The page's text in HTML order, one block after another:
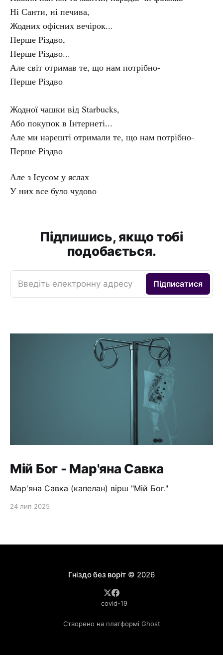
Ні Санти, ні печива,
Жодних офісних вечірок...
Перше Різдво,
Перше Різдво...
Але світ отримав те, що нам потрібно-
Перше Різдво
Жодної чашки від Starbucks,
Або покупок в Інтернеті...
Але ми нарешті отримали те, що нам потрібно-
Перше Різдво
Але з Ісусом у яслах
У них все було чудово
Підпишись, якщо тобі
подобається.
Введіть електронну адресу Підписатися
Мій Бог - Мар'яна Савка
Мар'яна Савка (капелан) вірш "Мій Бог."
24 лип 2025
Гніздо без воріт © 2026
covid-19
Створено на платформі Ghost